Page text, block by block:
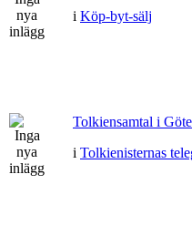
i Köp-byt-sälj
Tolkiensamtal i
i Tolkienisternas